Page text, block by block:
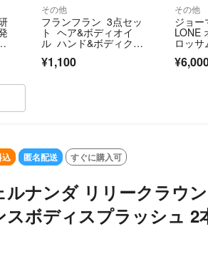
その他
フランフラン 3点セッ
ト ヘア&ボディオイ
ル ハンド&ボディクリ
¥1,100
その他
ジョー
LONE
ロッ
込 匿名配送 すぐに購入可
ルナンダ リリークラウ
スボディスプラッシュ 2